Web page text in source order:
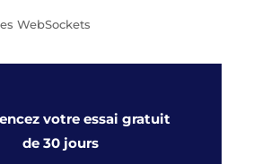
WebSockets
votre essai gratuit
de 30 jours